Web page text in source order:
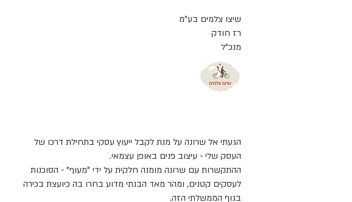
שיצו צלמים בע"מ
רז חודק
מנכ"ל
הגעתי אל שרונה על מנת לקבל ייעוץ עסקי בתחילת דרכו של
העסק שלי - עיצוב פנים באופן עצמאי.
ההתקשרות עם שרונה מומנה חלקית על ידי "מעוף" - הסוכנות
לעסקים קטנים, ומהר מאד הבנתי מדוע בחרו בה כיועצת בכירה
בגוף הממשלתי הזה.